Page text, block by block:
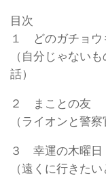
目次
１ どのガチョウ
（自分じゃない
話）
２ まことの友
（ライオンと警
３ 幸運の木曜日
（遠くに行きた